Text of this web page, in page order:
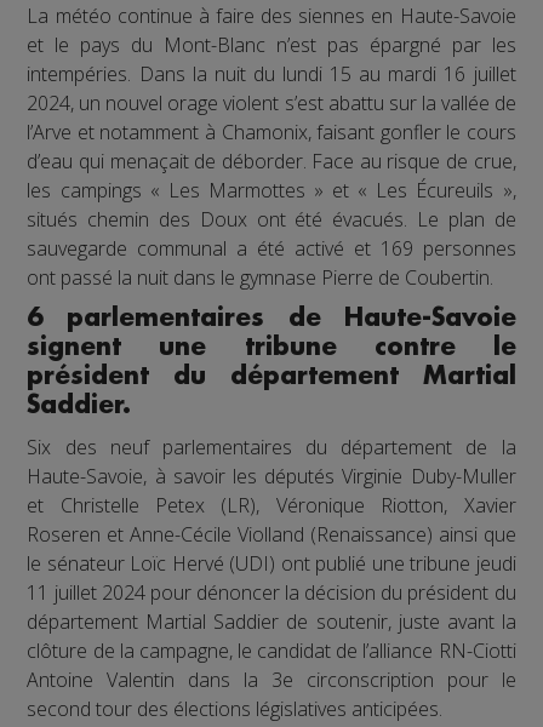
La météo continue à faire des siennes en Haute-Savoie
et le pays du Mont-Blanc n’est pas épargné par les
intempéries. Dans la nuit du lundi 15 au mardi 16 juillet
2024, un nouvel orage violent s’est abattu sur la vallée de
l’Arve et notamment à Chamonix, faisant gonfler le cours
d’eau qui menaçait de déborder. Face au risque de crue,
les campings « Les Marmottes » et « Les Écureuils »,
situés chemin des Doux ont été évacués. Le plan de
sauvegarde communal a été activé et 169 personnes
ont passé la nuit dans le gymnase Pierre de Coubertin.
6 parlementaires de Haute-Savoie
signent une tribune contre le
président du département Martial
Saddier.
Six des neuf parlementaires du département de la
Haute-Savoie, à savoir les députés Virginie Duby-Muller
et Christelle Petex (LR), Véronique Riotton, Xavier
Roseren et Anne-Cécile Violland (Renaissance) ainsi que
le sénateur Loïc Hervé (UDI) ont publié une tribune jeudi
11 juillet 2024 pour dénoncer la décision du président du
département Martial Saddier de soutenir, juste avant la
clôture de la campagne, le candidat de l’alliance RN-Ciotti
Antoine Valentin dans la 3e circonscription pour le
second tour des élections législatives anticipées.